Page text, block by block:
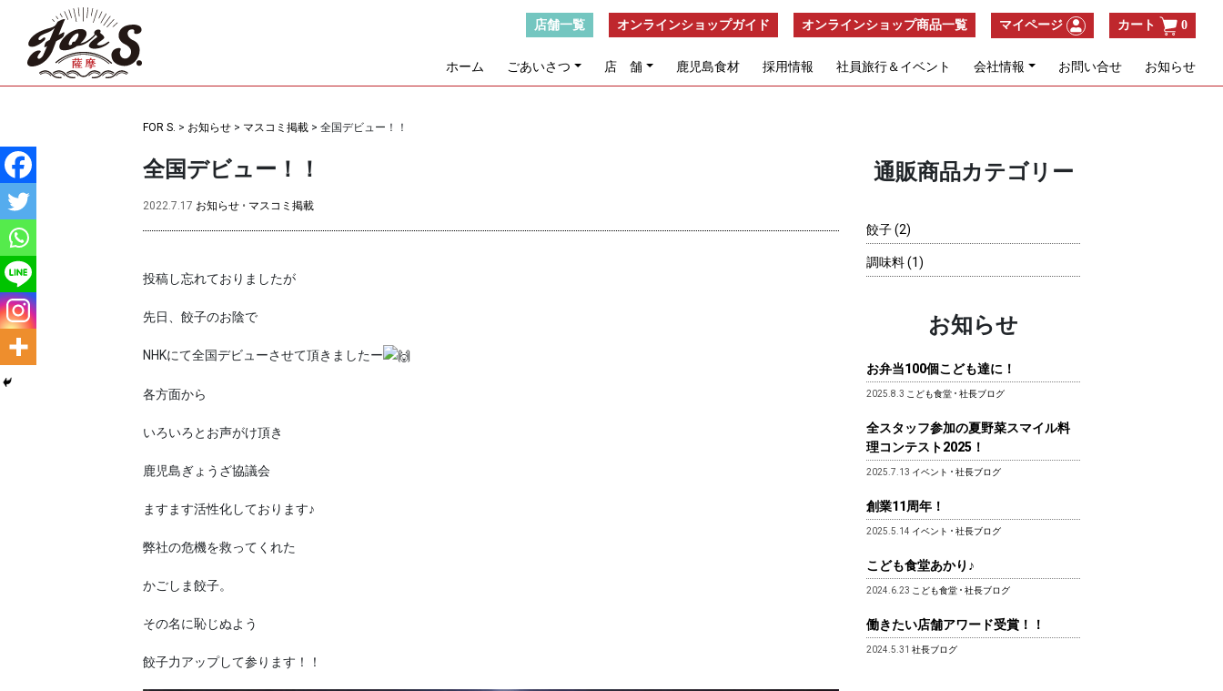
店舗一覧 オンラインショップガイド オンラインショップ商品一覧 マイページ カート 0
ホーム ごあいさつ 店 舗 鹿児島食材 採用情報 社員旅行＆イベント 会社情報 お問い合せ お知らせ
FOR S. > お知らせ > マスコミ掲載 > 全国デビュー！！
全国デビュー！！
2022.7.17 お知らせ • マスコミ掲載
投稿し忘れておりましたが
先日、餃子のお陰で
NHKにて全国デビューさせて頂きましたー
各方面から
いろいろとお声がけ頂き
鹿児島ぎょうざ協議会
ますます活性化しております♪
弊社の危機を救ってくれた
かごしま餃子。
その名に恥じぬよう
餃子力アップして参ります！！
通販商品カテゴリー
餃子 22
個
の
調味料 11
個
商
品
お知らせ
お弁当100個こども達に！
2025.8.3 こども食堂 • 社長ブログ
全スタッフ参加の夏野菜スマイル料
理コンテスト2025！
2025.7.13 イベント • 社長ブログ
創業11周年！
2025.5.14 イベント • 社長ブログ
こども食堂あかり♪
2024.6.23 こども食堂 • 社長ブログ
働きたい店舗アワード受賞！！
2024.5.31 社長ブログ